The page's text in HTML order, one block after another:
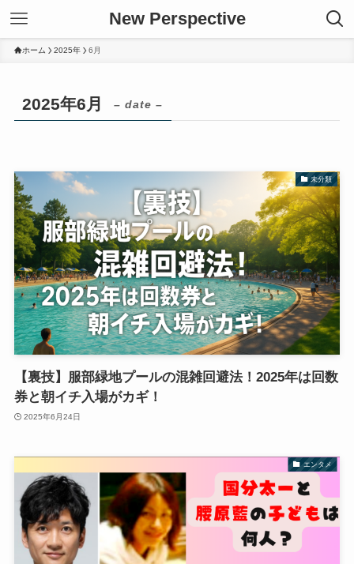
New Perspective
ホーム 2025年 6月
2025年6月 – date –
未分類
【裏技】服部緑地プールの混雑回避法！2025年は回数
券と朝イチ入場がカギ！
2025年6月24日
エンタメ